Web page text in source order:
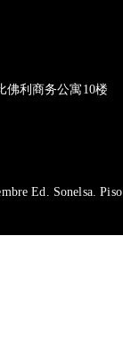
佛利商务公寓10楼
Ed. Sonelsa. Piso